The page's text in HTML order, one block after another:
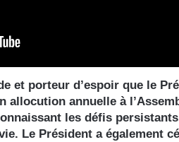
et porteur d’espoir que le
allocution annuelle à
les défis
Le Président a également